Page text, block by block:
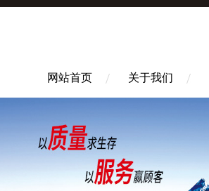
网站首页 关于我们